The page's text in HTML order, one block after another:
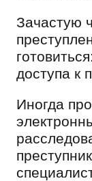
Зачастую
доступа к
Иногда